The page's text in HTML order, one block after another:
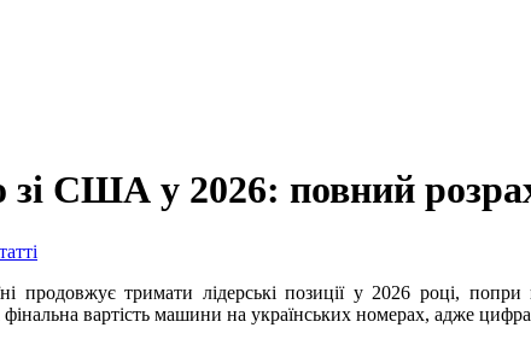
США у 2026: повний
продовжує тримати лідерські позиції у 2026 році,
вартість машини на українських номерах, адже